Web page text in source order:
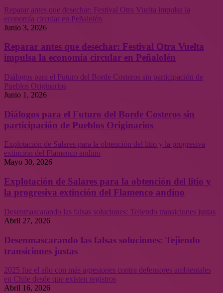
Reparar antes que desechar: Festival Otra Vuelta impulsa la
economía circular en Peñalolén
Junio 3, 2026
Reparar antes que desechar: Festival Otra Vuelta
impulsa la economía circular en Peñalolén
Diálogos para el Futuro del Borde Costeros sin participación de
Pueblos Originarios
Junio 1, 2026
Diálogos para el Futuro del Borde Costeros sin
participación de Pueblos Originarios
Explotación de Salares para la obtención del litio y la progresiva
extinción del Flamenco andino
Mayo 30, 2026
Explotación de Salares para la obtención del litio y
la progresiva extinción del Flamenco andino
Desenmascarando las falsas soluciones: Tejiendo transiciones justas
Abril 27, 2026
Desenmascarando las falsas soluciones: Tejiendo
transiciones justas
2025 fue el año con más agresiones contra defensores ambientales
en Chile desde que existen registros
Abril 16, 2026